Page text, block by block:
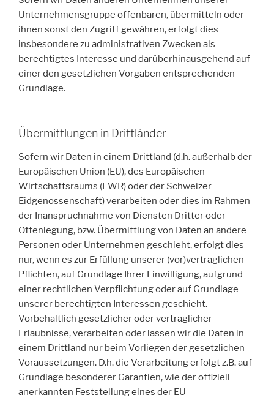
Unternehmensgruppe offenbaren, übermitteln oder
ihnen sonst den Zugriff gewähren, erfolgt dies
insbesondere zu administrativen Zwecken als
berechtigtes Interesse und darüberhinausgehend auf
einer den gesetzlichen Vorgaben entsprechenden
Grundlage.
Übermittlungen in Drittländer
Sofern wir Daten in einem Drittland (d.h. außerhalb der
Europäischen Union (EU), des Europäischen
Wirtschaftsraums (EWR) oder der Schweizer
Eidgenossenschaft) verarbeiten oder dies im Rahmen
der Inanspruchnahme von Diensten Dritter oder
Offenlegung, bzw. Übermittlung von Daten an andere
Personen oder Unternehmen geschieht, erfolgt dies
nur, wenn es zur Erfüllung unserer (vor)vertraglichen
Pflichten, auf Grundlage Ihrer Einwilligung, aufgrund
einer rechtlichen Verpflichtung oder auf Grundlage
unserer berechtigten Interessen geschieht.
Vorbehaltlich gesetzlicher oder vertraglicher
Erlaubnisse, verarbeiten oder lassen wir die Daten in
einem Drittland nur beim Vorliegen der gesetzlichen
Voraussetzungen. D.h. die Verarbeitung erfolgt z.B. auf
Grundlage besonderer Garantien, wie der offiziell
anerkannten Feststellung eines der EU